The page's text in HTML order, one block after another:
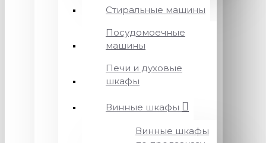
Стиральные машины
Посудомоечные
машины
Печи и духовые
шкафы
Винные шкафы
Винные шкафы